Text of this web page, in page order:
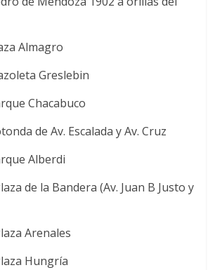
Almagro
Greslebin
Chacabuco
de Av. Escalada y Av. Cruz
Alberdi
de la Bandera (Av. Juan B Justo y
Arenales
Hungría